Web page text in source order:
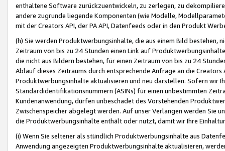
enthaltene Software zurückzuentwickeln, zu zerlegen, zu
andere zugrunde liegende Komponenten (wie Modelle,
mit der Creators API, der PA API, Datenfeeds oder in den Produkt
(h) Sie werden Produktwerbungsinhalte, die aus einem Bild bestehen,
Zeitraum von bis zu 24 Stunden einen Link auf
die nicht aus Bildern bestehen, für einen Zeitraum von bis zu 24
Ablauf dieses Zeitraums durch entsprechende Anfrage an die
Produktwerbungsinhalte aktualisieren und neu darstellen. Sofern wir
Standardidentifikationsnummern (ASINs) für einen unbestimmten
Kundenanwendung, dürfen unbeschadet des Vorstehenden
Zwischenspeicher abgelegt werden. Auf unser Verlangen werden Sie
die Produktwerbungsinhalte enthält oder nutzt, damit wir Ihre
(i) Wenn Sie seltener als stündlich Produktwerbungsinhalte aus
Anwendung angezeigten Produktwerbungsinhalte aktualisieren,